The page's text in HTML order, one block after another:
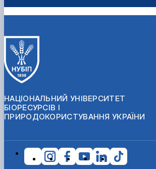
НАЦІОНАЛЬНИЙ УНІВЕРСИТЕТ
БІОРЕСУРСІВ І
ПРИРОДОКОРИСТУВАННЯ УКРАЇНИ